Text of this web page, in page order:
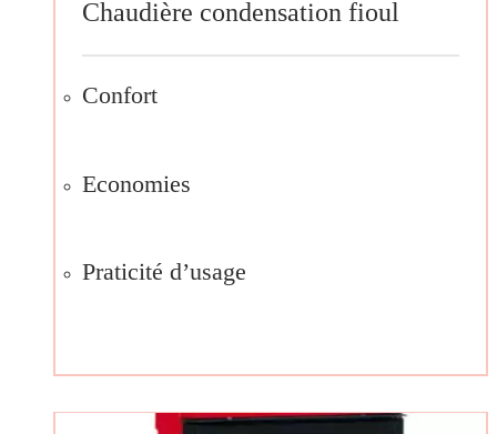
Chaudière condensation fioul
Confort
Economies
Praticité d’usage